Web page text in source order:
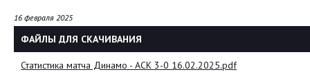
16 февраля 2025
ФАЙЛЫ ДЛЯ СКАЧИВАНИЯ
Статистика матча Динамо - АСК 3-0 16.02.2025.pdf